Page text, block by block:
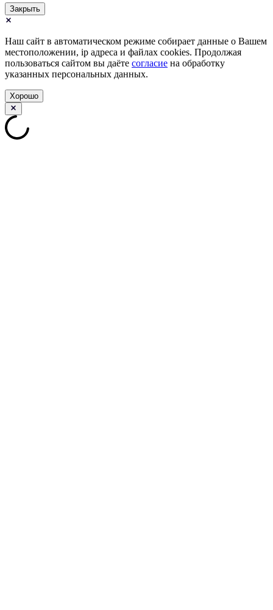
Закрыть
Наш сайт в автоматическом режиме собирает данные о Вашем
местоположении, ip адреса и файлах cookies. Продолжая
пользоваться сайтом вы даёте согласие на обработку
указанных персональных данных.
Хорошо